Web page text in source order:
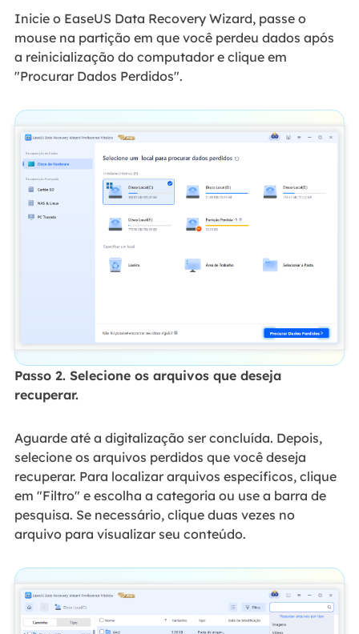
Inicie o EaseUS Data Recovery Wizard, passe o
mouse na partição em que você perdeu dados após
a reinicialização do computador e clique em
"Procurar Dados Perdidos".
Passo 2. Selecione os arquivos que deseja
recuperar.
Aguarde até a digitalização ser concluída. Depois,
selecione os arquivos perdidos que você deseja
recuperar. Para localizar arquivos específicos, clique
em "Filtro" e escolha a categoria ou use a barra de
pesquisa. Se necessário, clique duas vezes no
arquivo para visualizar seu conteúdo.